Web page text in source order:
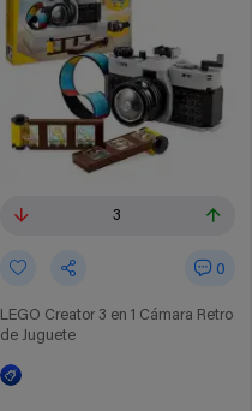
3
0
LEGO Creator 3 en 1 Cámara Retro
de Juguete